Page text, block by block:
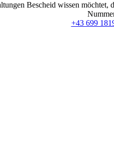
Bescheid wissen
+43 699